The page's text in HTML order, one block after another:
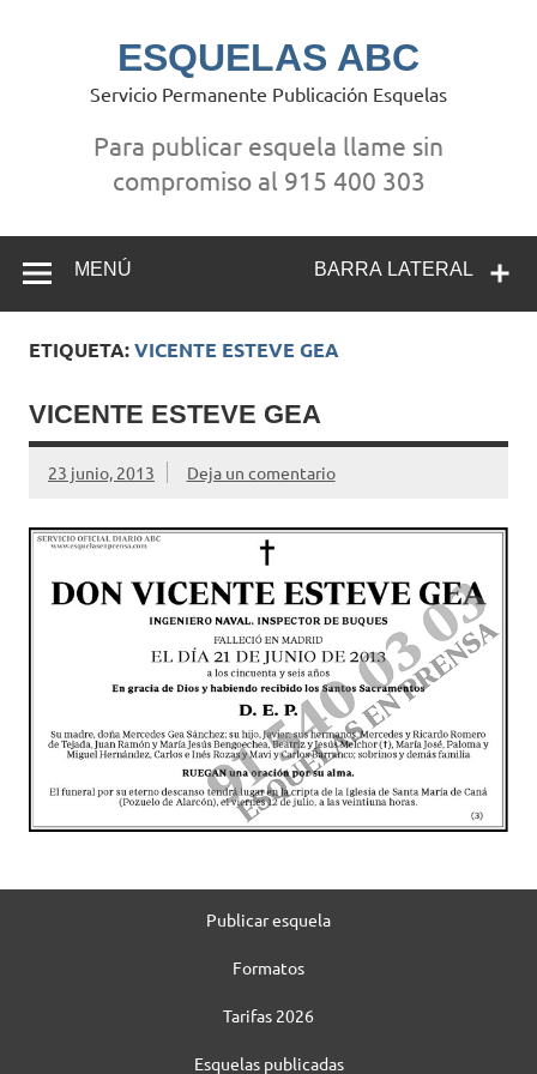
ESQUELAS ABC
Servicio Permanente Publicación Esquelas
Para publicar esquela llame sin
compromiso al 915 400 303
BARRA LATERAL
MENÚ
ETIQUETA:VICENTE ESTEVE GEA
VICENTE ESTEVE GEA
23 junio, 2013 Deja un comentario
Publicar esquela
Formatos
Tarifas 2026
Esquelas publicadas